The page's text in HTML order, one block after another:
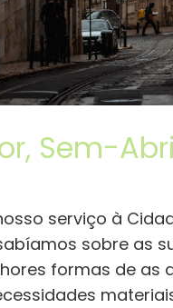
Sem-
serviço à
sobre as
formas de as